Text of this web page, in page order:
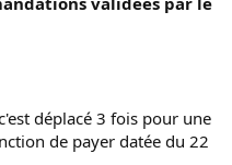
déplacé 3 fois pour une
de payer datée du 22